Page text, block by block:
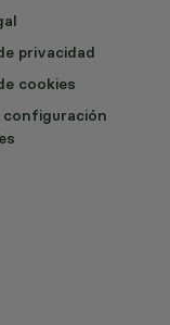
privacidad
cookies
configuración